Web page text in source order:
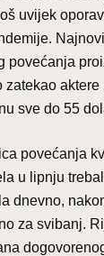
uvijek
povećanja
aktere
sve do 55
povećanja
u lipnju
dnevno,
za svibanj.